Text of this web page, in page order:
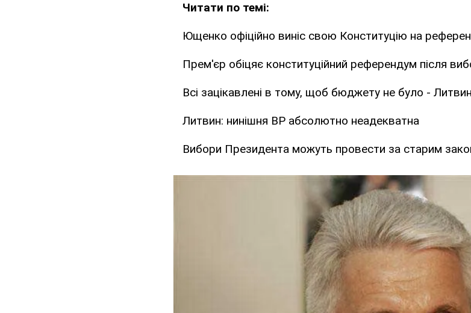
Читати по темі:
Ющенко офіційно виніс свою Конституцію на
Прем'єр обіцяє конституційний референдум після
Всі зацікавлені в тому, щоб бюджету не було - Литвин
Литвин: нинішня ВР абсолютно неадекватна
Вибори Президента можуть провести за старим